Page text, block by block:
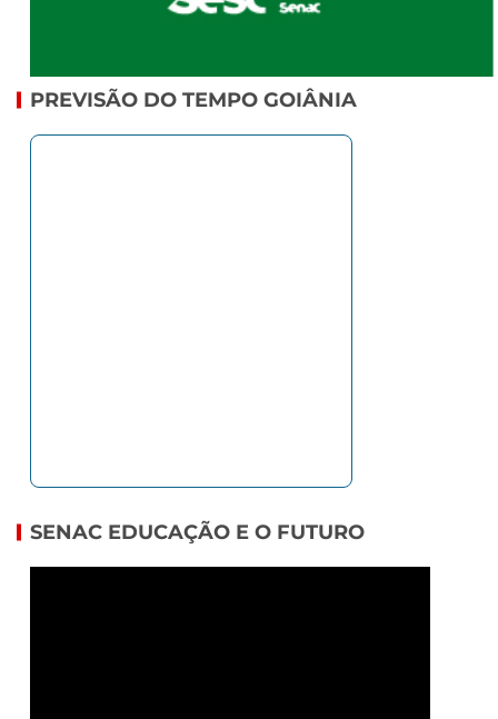
PREVISÃO DO TEMPO GOIÂNIA
SENAC EDUCAÇÃO E O FUTURO